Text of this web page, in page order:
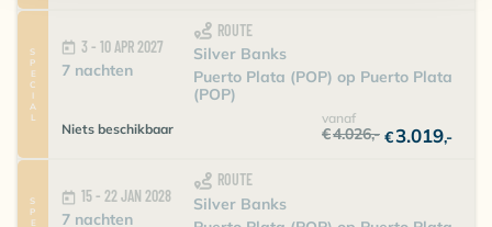
SPECIAL 3 - 10 APR 2027
7 nachten
ROUTE
Silver Banks
Puerto Plata (POP) op Puerto Plata
(POP)
vanaf
€3.019,-
€4.026,-
Niets beschikbaar
15 - 22 JAN 2028
7 nachten
ROUTE
Silver Banks